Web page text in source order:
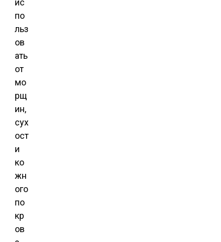
по
льз
ов
ать
от
мо
рщ
ин,
сух
ост
и
ко
жн
ого
по
кр
ов